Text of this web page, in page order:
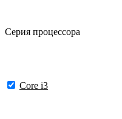
Серия процессора
Core i3